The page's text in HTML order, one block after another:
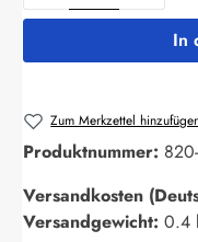
In
Zum Merkzettel
Produktnummer:
Versandkosten
Versandgewicht: 0.4